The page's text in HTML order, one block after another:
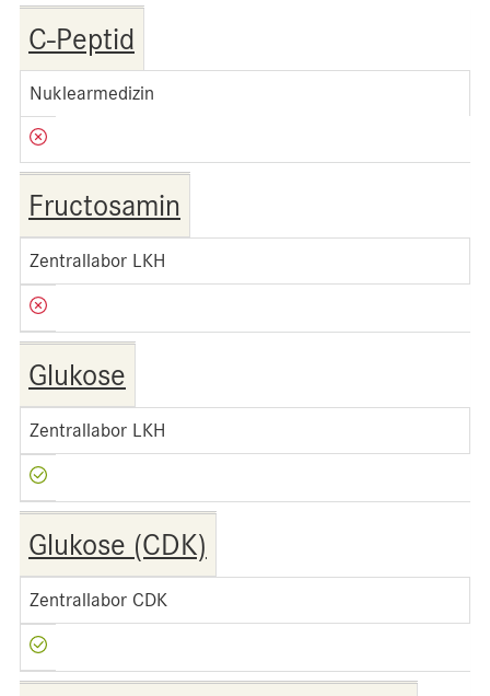
C-Peptid
Nuklearmedizin
Fructosamin
Zentrallabor LKH
Glukose
Zentrallabor LKH
Glukose (CDK)
Zentrallabor CDK